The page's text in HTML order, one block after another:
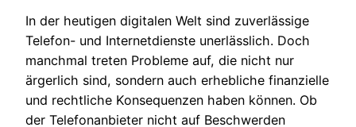
In der heutigen digitalen Welt sind zuverlässige
Telefon- und Internetdienste unerlässlich. Doch
manchmal treten Probleme auf, die nicht nur
ärgerlich sind, sondern auch erhebliche finanzielle
und rechtliche Konsequenzen haben können. Ob
der Telefonanbieter nicht auf Beschwerden